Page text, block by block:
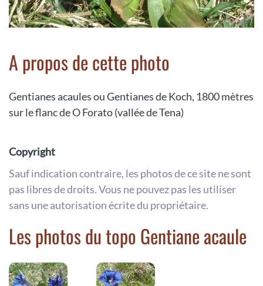
A propos de cette photo
Gentianes acaules ou Gentianes de Koch, 1800 mètres
sur le flanc de O Forato (vallée de Tena)
Copyright
Sauf indication contraire, les photos de ce site ne sont
pas libres de droits. Vous ne pouvez pas les utiliser
sans une autorisation écrite du propriétaire.
Les photos du topo Gentiane acaule